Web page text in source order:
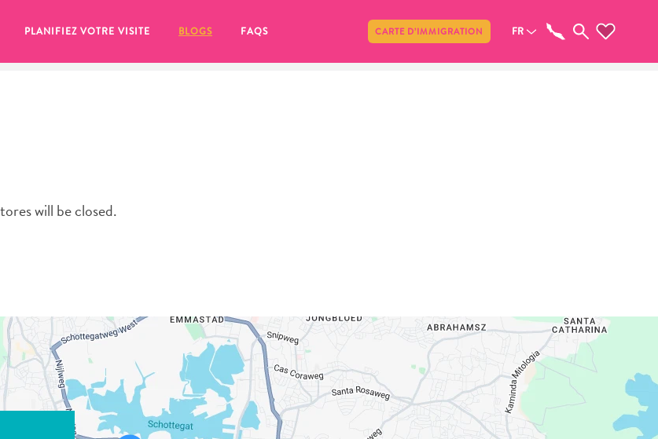
PLANIFIEZ VOTRE VISITE BLOGS FAQS CARTE D’IMMIGRATION FR
will be closed.
Partager
tard, assurez-vous de cliquer sur le